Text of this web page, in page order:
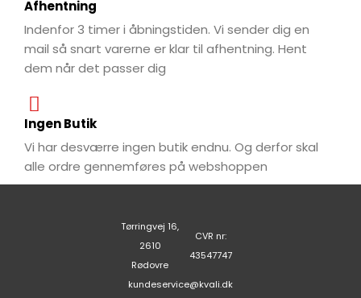
Afhentning
Indenfor 3 timer i åbningstiden. Vi sender dig en
mail så snart varerne er klar til afhentning. Hent
dem når det passer dig
Ingen Butik
Vi har desværre ingen butik endnu. Og derfor skal
alle ordre gennemføres på webshoppen
Tørringvej 16,
2610
Rødovre
CVR nr:
43547747
kundeservice@kvali.dk